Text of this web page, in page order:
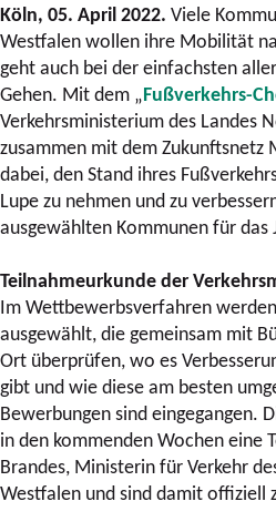
Köln, 05. April 2022. Viele
Westfalen wollen ihre Mobilität
geht auch bei der einfachsten
Gehen. Mit dem „Fußverkehrs-
Verkehrsministerium des Landes
zusammen mit dem
dabei, den Stand ihres
Lupe zu nehmen und zu
ausgewählten Kommunen für das
Teilnahmeurkunde der
Im Wettbewerbsverfahren
ausgewählt, die gemeinsam mit
Ort überprüfen, wo es
gibt und wie diese am besten
Bewerbungen sind eingegangen.
in den kommenden Wochen eine
Brandes, Ministerin für Verkehr
Westfalen und sind damit offiziell